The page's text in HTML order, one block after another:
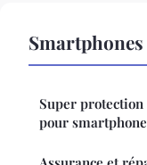
Super protection
pour smartphone